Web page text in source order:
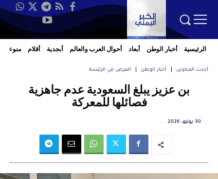
الرئيسية أخبار الوطن أبعاد أحوال العرب والعالم أبجدية أقلام منوعات
أحدث العناوين أخبار الوطن العرض في الرئيسة
بن عزيز يبلغ السعودية عدم جاهزية
فصائلها للمعركة
30 يونيو، 2026